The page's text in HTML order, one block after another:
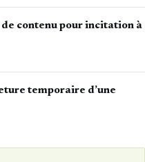
contenu pour incitation à
temporaire d’une